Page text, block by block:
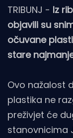
TRIBUNJ - Iz
objavili su
očuvane
stare
Ovo nažalost
plastika ne
preživjet će
stanovnicima